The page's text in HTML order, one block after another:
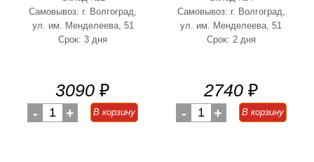
Самовывоз: г. Волгоград,
ул. им. Менделеева, 51
Срок: 3 дня
3090 ₽
- 1 + В корзину
Самовывоз: г. Волгоград,
ул. им. Менделеева, 51
Срок: 2 дня
2740 ₽
- 1 + В корзину